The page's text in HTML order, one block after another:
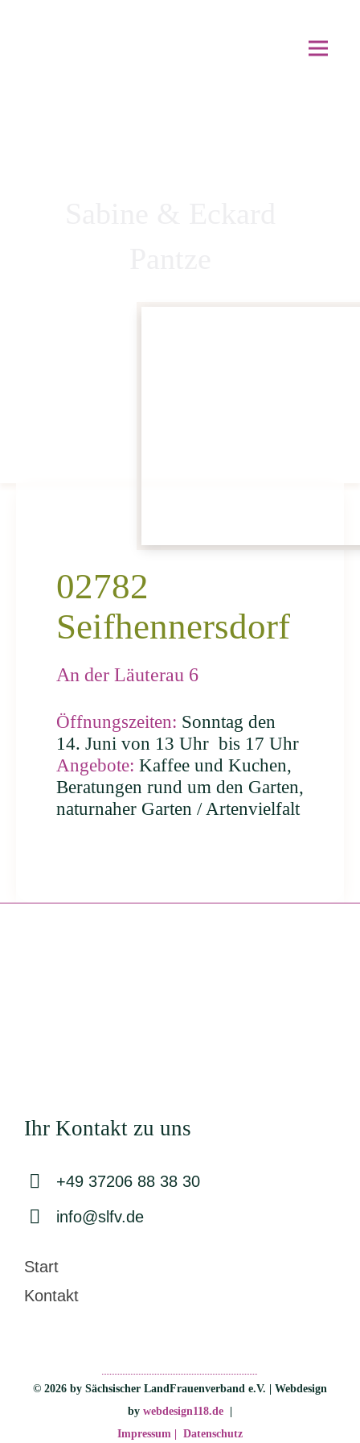
02782
Seifhennersdorf
An der Läuterau 6
Öffnungszeiten: Sonntag den
14. Juni von 13 Uhr bis 17 Uhr
Angebote: Kaffee und Kuchen,
Beratungen rund um den Garten,
naturnaher Garten / Artenvielfalt
Ihr Kontakt zu uns
+49 37206 88 38 30
info@slfv.de
Start
Kontakt
© 2026 by Sächsischer LandFrauenverband e.V. | Webdesign
by webdesign118.de
Impressum |
Datenschutz